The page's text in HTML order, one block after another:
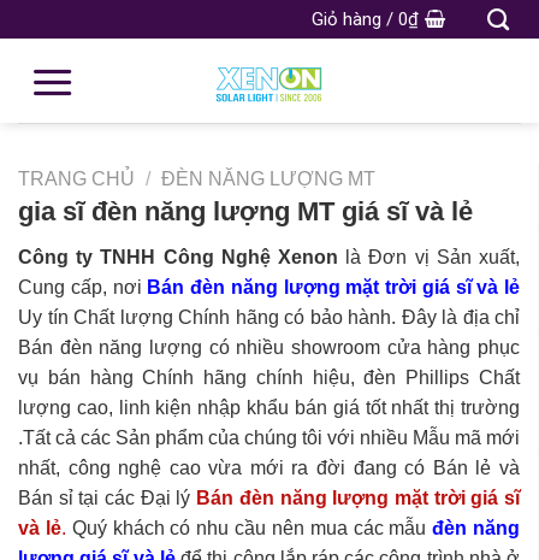
Giỏ hàng / 0₫
TRANG CHỦ / ĐÈN NĂNG LƯỢNG MT
gia sĩ đèn năng lượng MT giá sĩ và lẻ
Công ty TNHH Công Nghệ Xenon là Đơn vị Sản xuất,
Cung cấp, nơi Bán đèn năng lượng mặt trời giá sĩ và lẻ
Uy tín Chất lượng Chính hãng có bảo hành. Đây là địa chỉ
Bán đèn năng lượng có nhiều showroom cửa hàng phục
vụ bán hàng Chính hãng chính hiệu, đèn Phillips Chất
lượng cao, linh kiện nhập khẩu bán giá tốt nhất thị trường
.Tất cả các Sản phẩm của chúng tôi với nhiều Mẫu mã mới
nhất, công nghệ cao vừa mới ra đời đang có Bán lẻ và
Bán sỉ tại các Đại lý Bán đèn năng lượng mặt trờigiá sĩ
và lẻ. Quý khách có nhu cầu nên mua các mẫuđèn năng